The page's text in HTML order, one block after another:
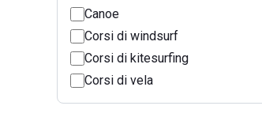
Canoe
Corsi di windsurf
Corsi di kitesurfing
Corsi di vela